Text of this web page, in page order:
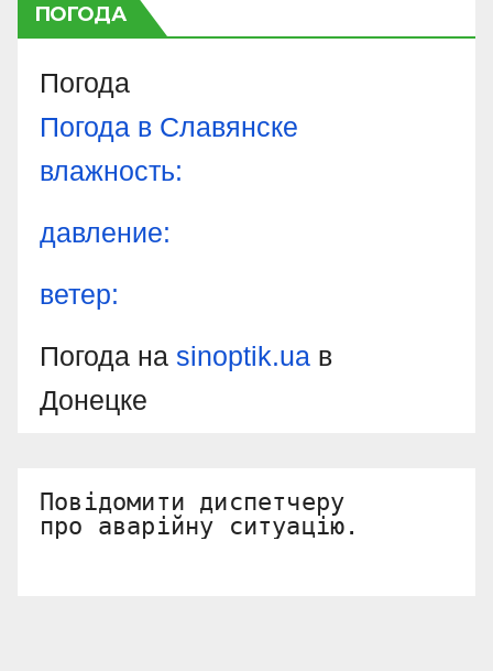
ПОГОДА
Погода
Погода в Славянске
влажность:
давление:
ветер:
Погода на sinoptik.ua в
Донецке
Повідомити диспетчеру
про аварійну ситуацію.